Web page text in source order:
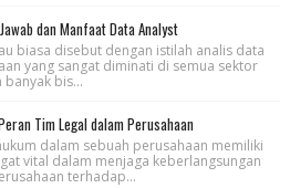
dan Manfaat Data Analyst
biasa disebut dengan istilah analis data
yang sangat diminati di semua sektor
banyak bis...
Tim Legal dalam Perusahaan
dalam sebuah perusahaan memiliki
vital dalam menjaga keberlangsungan
terhadap...